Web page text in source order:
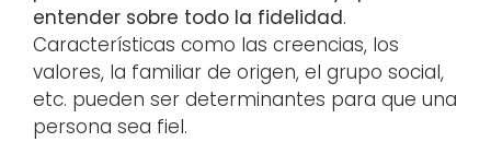
entender sobre todo la fidelidad.
Características como las creencias, los
valores, la familiar de origen, el grupo social,
etc. pueden ser determinantes para que una
persona sea fiel.